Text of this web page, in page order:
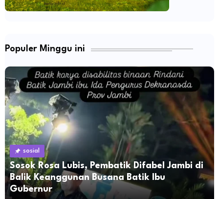
Populer Minggu ini
sosial
Sosok Rosa Lubis, Pembatik Difabel Jambi di
Balik Keanggunan Busana Batik Ibu
Gubernur